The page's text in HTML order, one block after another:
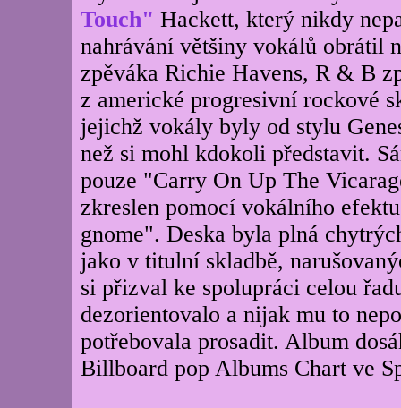
Touch" Hackett, který nikdy
nahrávání většiny vokálů obrátil
zpěváka Richie Havens, R & B
z americké progresivní rockové
jejichž vokály byly od stylu
než si mohl kdokoli představit.
pouze "Carry On Up The
zkreslen pomocí vokálního
gnome". Deska byla plná
jako v titulní skladbě,
si přizval ke spolupráci celou
dezorientovalo a nijak mu to
potřebovala prosadit. Album
Billboard pop Albums Chart ve